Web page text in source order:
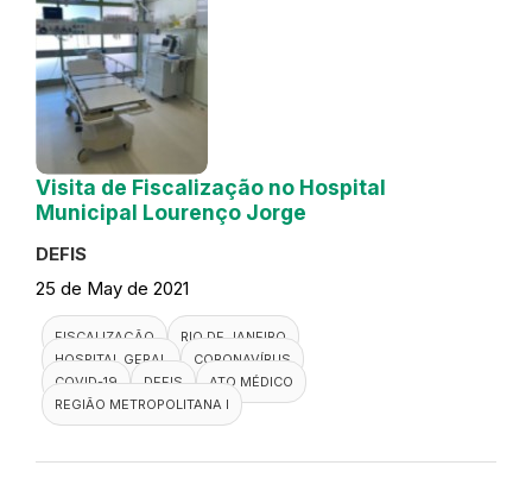
Visita de Fiscalização no Hospital
Municipal Lourenço Jorge
DEFIS
25 de May de 2021
FISCALIZAÇÃO
RIO DE JANEIRO
HOSPITAL GERAL
CORONAVÍRUS
COVID-19
DEFIS
ATO MÉDICO
REGIÃO METROPOLITANA I